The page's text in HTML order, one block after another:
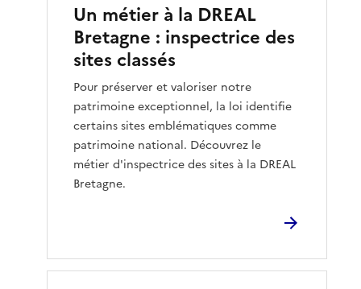
Un métier à la DREAL
Bretagne : inspectrice des
sites classés
Pour préserver et valoriser notre
patrimoine exceptionnel, la loi identifie
certains sites emblématiques comme
patrimoine national. Découvrez le
métier d'inspectrice des sites à la DREAL
Bretagne.